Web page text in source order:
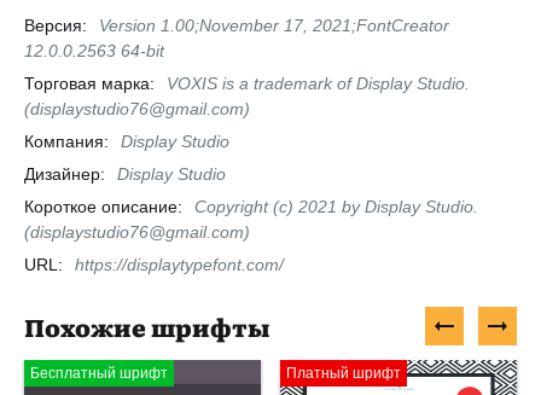
Версия:
Version 1.00;November 17, 2021;FontCreator
12.0.0.2563 64-bit
Торговая марка:
VOXIS is a trademark of Display Studio.
(displaystudio76@gmail.com)
Компания:
Display Studio
Дизайнер:
Display Studio
Короткое описание:
Copyright (c) 2021 by Display Studio.
(displaystudio76@gmail.com)
URL:
https://displaytypefont.com/
Похожие шрифты
Бесплатный шрифт Платный шрифт